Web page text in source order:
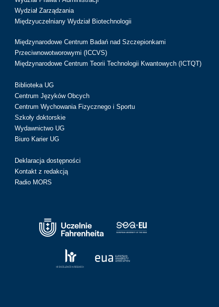
Wydział Zarządzania
Międzyuczelniany Wydział Biotechnologii
Międzynarodowe Centrum Badań nad Szczepionkami
Przeciwnowotworowymi (ICCVS)
Międzynarodowe Centrum Teorii Technologii Kwantowych (ICTQT)
Biblioteka UG
Centrum Języków Obcych
Centrum Wychowania Fizycznego i Sportu
Szkoły doktorskie
Wydawnictwo UG
Biuro Karier UG
Deklaracja dostępności
Kontakt z redakcją
Radio MORS